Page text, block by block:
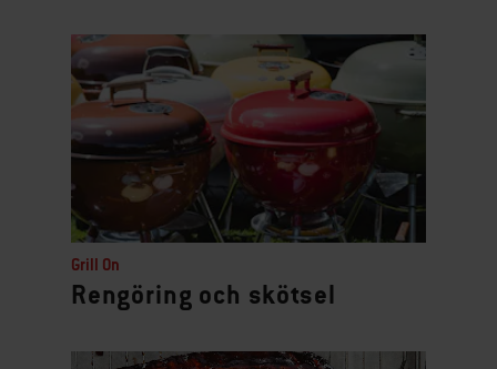
Grill On
Rengöring och skötsel